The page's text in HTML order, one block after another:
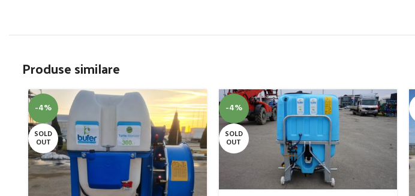
Produse similare
-4%
SOLD
OUT
-4%
SOLD
OUT